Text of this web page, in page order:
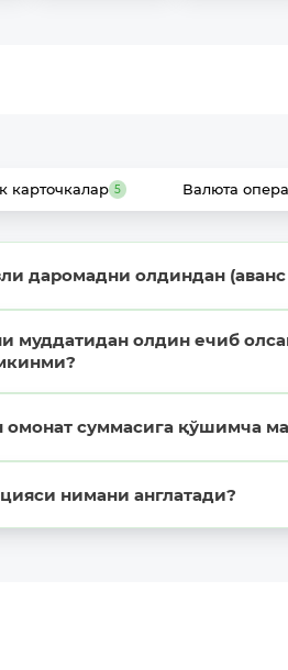
карточкалар 5 Валюта
даромадни олдиндан
муддатидан олдин ечиб
омонат суммасига қўшимча
нимани англатади?